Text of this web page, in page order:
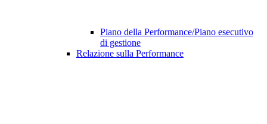
Piano della Performance/Piano esecutivo
di gestione
Relazione sulla Performance